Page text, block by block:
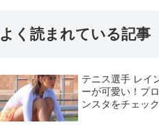
よく読まれている記事
テニス選手 レイ
ーが可愛い！プ
ンスタをチェック